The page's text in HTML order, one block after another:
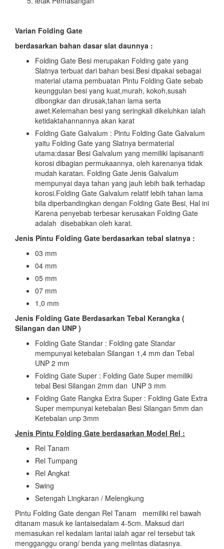
Varian Folding Gate
berdasarkan bahan dasar slat daunnya :
Folding Gate Besi merupakan Folding gate yang
Slatnya terbuat dari bahan besi.Besi dipakai sebagai
material utama pembuatan Pintu Folding Gate sebab
keunggulan besi yang kuat,murah, kokoh,susah
dibongkar dan dirusak,tahan lama serta
awet.Kelemahan besi yang seringkali dikeluhkan ialah
ketidaktahannannya akan karat
Folding Gate Galvalum : Pintu Folding Gate Galvalum
yaitu Folding Gate yang Slatnya bermaterial
utama:dasar Besi Galvalum yang memiliki lapisananti
korosi dibagian permukaannya, oleh karenanya tidak
mudah karatan. Folding Gate Jenis Galvalum
mempunyai daya tahan yang jauh lebih baik terhadap
korosi.Folding Gate Galvalum relatif lebih tahan lama
bila diperbandingkan dengan Folding Gate Besi, Hal ini
Karena penyebab terbesar kerusakan Folding Gate
adalah disebabkan oleh karat.
Jenis Pintu Folding Gate berdasarkan tebal slatnya :
03 mm
04 mm
05 mm
07 mm
1,0 mm
Jenis Folding Gate Berdasarkan Tebal Kerangka (
Silangan dan UNP )
Folding Gate Standar : Folding gate Standar
mempunyai ketebalan Silangan 1,4 mm dan Tebal
UNP 2 mm
Folding Gate Super : Folding Gate Super memiliki
tebal Besi Silangan 2mm dan UNP 3 mm
Folding Gate Rangka Extra Super : Folding Gate Extra
Super mempunyai ketebalan Besi Silangan 5mm dan
Ketebalan unp 3mm
Jenis Pintu Folding Gate berdasarkan Model Rel :
Rel Tanam
Rel Tumpang
Rel Angkat
Swing
Setengah Lingkaran / Melengkung
Pintu Folding Gate dengan Rel Tanam memiliki rel bawah
ditanam masuk ke lantaisedalam 4-5cm. Maksud dari
memasukan rel kedalam lantai ialah agar rel tersebut tak
mengganggu orang/ benda yang melintas diatasnya.